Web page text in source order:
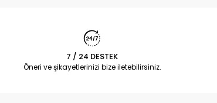
7 / 24 DESTEK
Öneri ve şikayetlerinizi bize iletebilirsiniz.